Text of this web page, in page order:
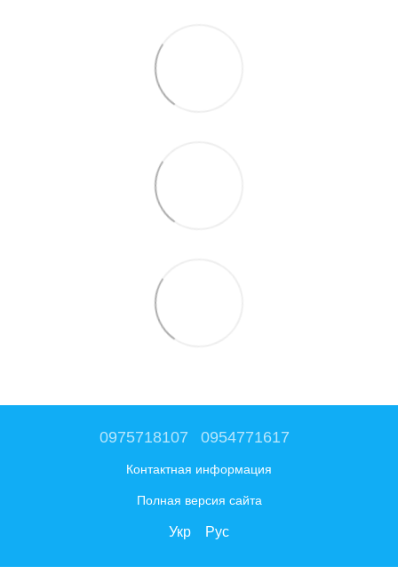
0975718107 0954771617
Контактная информация
Полная версия сайта
Укр Рус